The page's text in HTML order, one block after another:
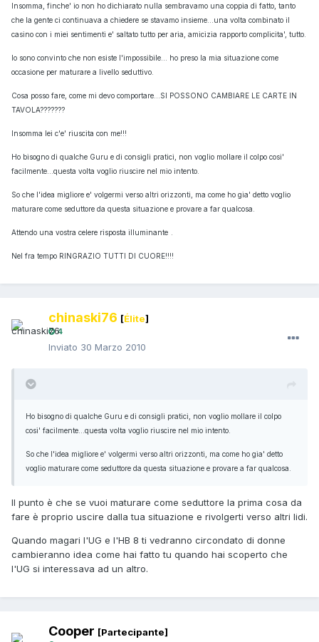
Insomma, finche' io non ho dichiarato nulla sembravamo una coppia di fatto, tanto
che la gente ci continuava a chiedere se stavamo insieme...una volta combinato il
casino con i miei sentimenti e' saltato tutto per aria, amicizia rapporto complicita', tutto.
Io sono convinto che non esiste l'impossibile... ho preso la mia situazione come
occasione per maturare a livello seduttivo.
Cosa posso fare, come mi devo comportare...SI POSSONO CAMBIARE LE CARTE IN
TAVOLA???????
Insomma lei c'e' riuscita con me!!!
Ho bisogno di qualche Guru e di consigli pratici, non voglio mollare il colpo cosi'
facilmente...questa volta voglio riuscire nel mio intento.
So che l'idea migliore e' volgermi verso altri orizzonti, ma come ho gia' detto voglio
maturare come seduttore da questa situazione e provare a far qualcosa.
Attendo una vostra celere risposta illuminante
Nel fra tempo RINGRAZIO TUTTI DI CUORE!!!!
chinaski76 [Élite]
4
Inviato 30 Marzo 2010
Ho bisogno di qualche Guru e di consigli pratici, non voglio mollare il colpo
cosi' facilmente...questa volta voglio riuscire nel mio intento.
So che l'idea migliore e' volgermi verso altri orizzonti, ma come ho gia' detto
voglio maturare come seduttore da questa situazione e provare a far qualcosa.
Il punto è che se vuoi maturare come seduttore la prima cosa da
fare è proprio uscire dalla tua situazione e rivolgerti verso altri lidi.
Quando magari l'UG e l'HB 8 ti vedranno circondato di donne
cambieranno idea come hai fatto tu quando hai scoperto che
l'UG si interessava ad un altro.
Cooper [Partecipante]